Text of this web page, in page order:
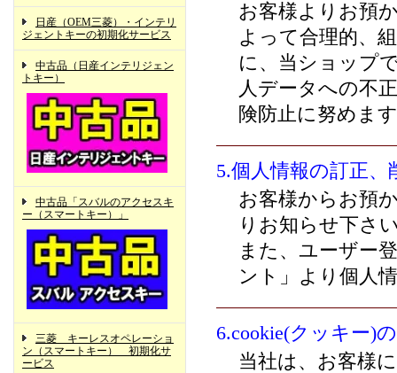
日産（OEM三菱）・インテリ
ジェントキーの初期化サービス
中古品（日産インテリジェン
トキー）
中古品「スバルのアクセスキ
ー（スマートキー）」
三菱 キーレスオペレーショ
ン（スマートキー） 初期化サ
ービス
お客様よりお預
よって合理的、
に、当ショップ
人データへの不
険防止に努めま
5.個人情報の訂正、
お客様からお預
りお知らせ下さ
また、ユーザー
ント」より個人
6.cookie(クッキー)
当社は、お客様